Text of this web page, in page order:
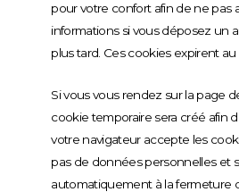
pour votre confort afin de ne pas
informations si vous déposez un
plus tard. Ces cookies expirent au
Si vous vous rendez sur la page
cookie temporaire sera créé afin
votre navigateur accepte les
pas de données personnelles et
automatiquement à la fermeture